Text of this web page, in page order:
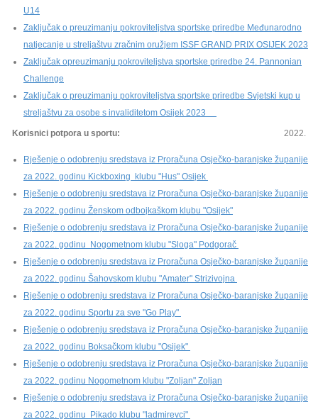
U14
Zaključak o preuzimanju pokroviteljstva sportske priredbe Međunarodno
natjecanje u streljaštvu zračnim oružjem ISSF GRAND PRIX OSIJEK 2023
Zaključak opreuzimanju pokroviteljstva sportske priredbe 24. Pannonian
Challenge
Zaključak o preuzimanju pokroviteljstva sportske priredbe Svjetski kup u
streljaštvu za osobe s invaliditetom Osijek 2023
Korisnici potpora u sportu: 2022.
Rješenje o odobrenju sredstava iz Proračuna Osječko-baranjske županije
za 2022. godinu Kickboxing klubu "Hus" Osijek
Rješenje o odobrenju sredstava iz Proračuna Osječko-baranjske županije
za 2022. godinu Ženskom odbojkaškom klubu "Osijek"
Rješenje o odobrenju sredstava iz Proračuna Osječko-baranjske županije
za 2022. godinu Nogometnom klubu "Sloga" Podgorač
Rješenje o odobrenju sredstava iz Proračuna Osječko-baranjske županije
za 2022. godinu Šahovskom klubu "Amater" Strizivojna
Rješenje o odobrenju sredstava iz Proračuna Osječko-baranjske županije
za 2022. godinu Sportu za sve "Go Play"
Rješenje o odobrenju sredstava iz Proračuna Osječko-baranjske županije
za 2022. godinu Boksačkom klubu "Osijek"
Rješenje o odobrenju sredstava iz Proračuna Osječko-baranjske županije
za 2022. godinu Nogometnom klubu "Zoljan" Zoljan
Rješenje o odobrenju sredstava iz Proračuna Osječko-baranjske županije
za 2022. godinu Pikado klubu "ladmirevci"